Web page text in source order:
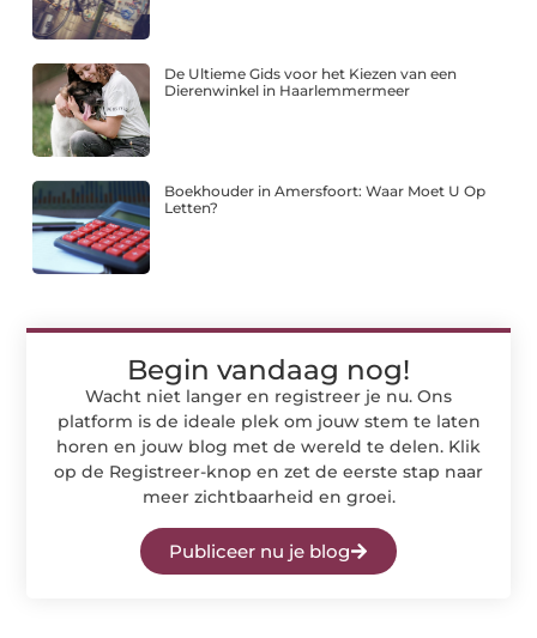
De Ultieme Gids voor het Kiezen van een
Dierenwinkel in Haarlemmermeer
Boekhouder in Amersfoort: Waar Moet U Op
Letten?
Begin vandaag nog!
Wacht niet langer en registreer je nu. Ons
platform is de ideale plek om jouw stem te laten
horen en jouw blog met de wereld te delen. Klik
op de Registreer-knop en zet de eerste stap naar
meer zichtbaarheid en groei.
Publiceer nu je blog